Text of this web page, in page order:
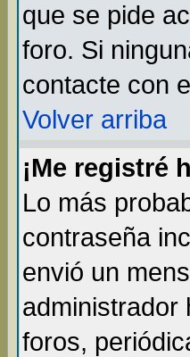
que se pide
foro. Si
contacte con
Volver arriba
¡Me registré
Lo más
contraseña
envió un
administrador
foros,